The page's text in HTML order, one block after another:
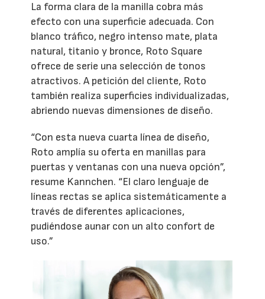
La forma clara de la manilla cobra más
efecto con una superficie adecuada. Con
blanco tráfico, negro intenso mate, plata
natural, titanio y bronce, Roto Square
ofrece de serie una selección de tonos
atractivos. A petición del cliente, Roto
también realiza superficies individualizadas,
abriendo nuevas dimensiones de diseño.
“Con esta nueva cuarta línea de diseño,
Roto amplía su oferta en manillas para
puertas y ventanas con una nueva opción”,
resume Kannchen. “El claro lenguaje de
líneas rectas se aplica sistemáticamente a
través de diferentes aplicaciones,
pudiéndose aunar con un alto confort de
uso.”